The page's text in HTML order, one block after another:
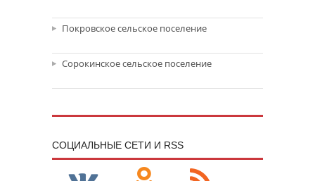
Покровское сельское поселение
Сорокинское сельское поселение
CОЦИАЛЬНЫЕ СЕТИ И RSS